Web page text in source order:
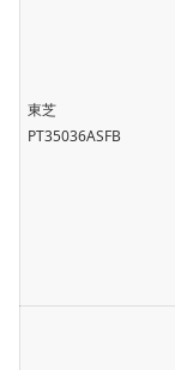
東芝
PT35036ASFB